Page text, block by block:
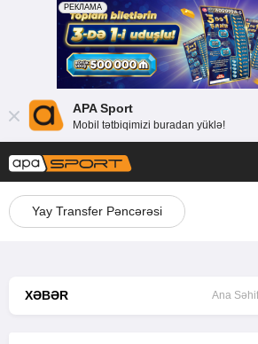
APA Sport
Mobil tətbiqimizi buradan yüklə!
Yay Transfer Pəncərəsi
XƏBƏR Ana